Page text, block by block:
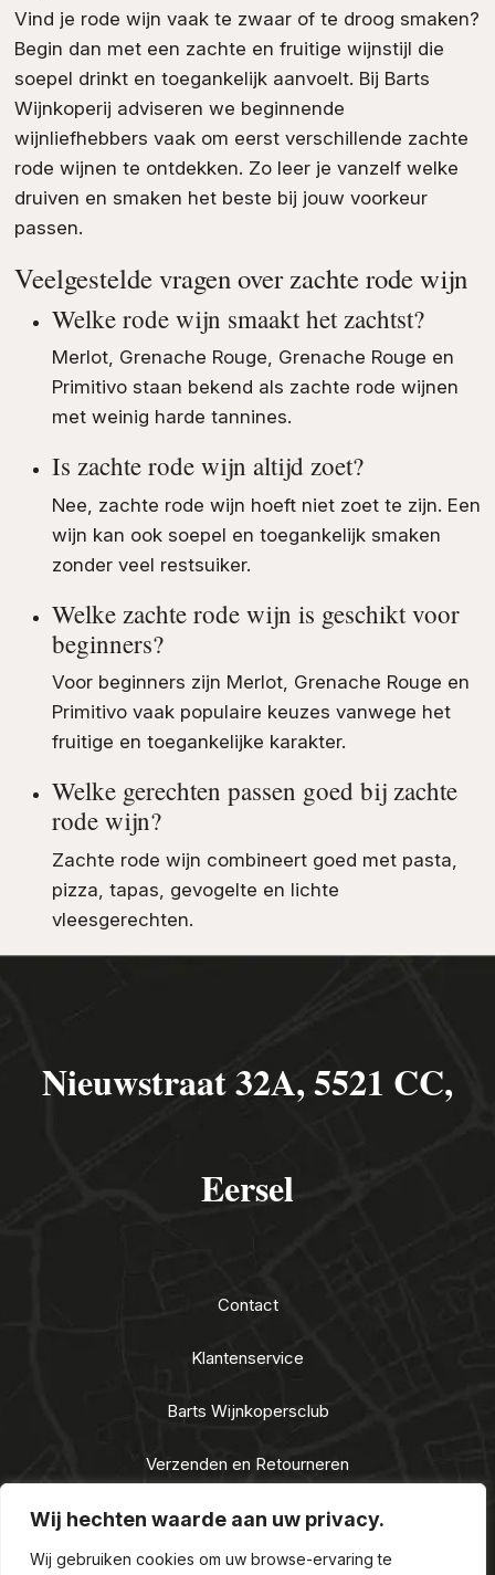
Wij hechten waarde aan uw privacy.
Wij gebruiken cookies om uw browse-ervaring te
Vind je rode wijn vaak te zwaar of te droog smaken?
Begin dan met een zachte en fruitige wijnstijl die
soepel drinkt en toegankelijk aanvoelt. Bij Barts
Wijnkoperij adviseren we beginnende
wijnliefhebbers vaak om eerst verschillende zachte
rode wijnen te ontdekken. Zo leer je vanzelf welke
druiven en smaken het beste bij jouw voorkeur
passen.
Veelgestelde vragen over zachte rode wijn
Welke rode wijn smaakt het zachtst?
Merlot, Grenache Rouge, Grenache Rouge en
Primitivo staan bekend als zachte rode wijnen
met weinig harde tannines.
Is zachte rode wijn altijd zoet?
Nee, zachte rode wijn hoeft niet zoet te zijn. Een
wijn kan ook soepel en toegankelijk smaken
zonder veel restsuiker.
Welke zachte rode wijn is geschikt voor
beginners?
Voor beginners zijn Merlot, Grenache Rouge en
Primitivo vaak populaire keuzes vanwege het
fruitige en toegankelijke karakter.
Welke gerechten passen goed bij zachte
rode wijn?
Zachte rode wijn combineert goed met pasta,
pizza, tapas, gevogelte en lichte
vleesgerechten.
Nieuwstraat 32A, 5521 CC,
Eersel
Contact
Klantenservice
Barts Wijnkopersclub
Verzenden en Retourneren
Algemene voorwaarden
Privacy Statement